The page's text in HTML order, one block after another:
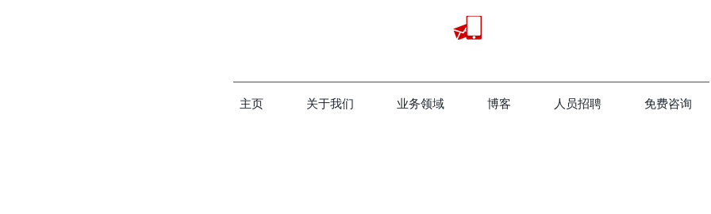
主页 关于我们 业务领域 ​博客 人员招聘 免费咨询